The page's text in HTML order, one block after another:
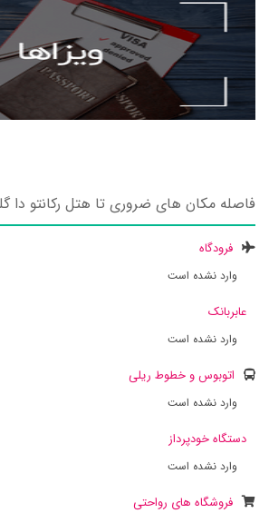
فاصله مکان های ضروری تا هتل رکانتو دا
فرودگاه
وارد نشده است
عابربانک
وارد نشده است
اتوبوس و خطوط ریلی
وارد نشده است
دستگاه خودپرداز
وارد نشده است
فروشگاه های رواحتی